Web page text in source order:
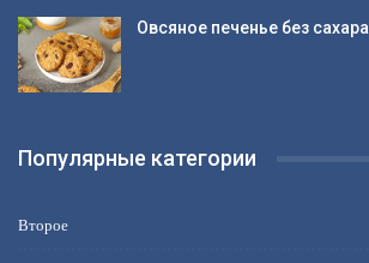
Овсяное печенье без сахара
Популярные категории
Второе